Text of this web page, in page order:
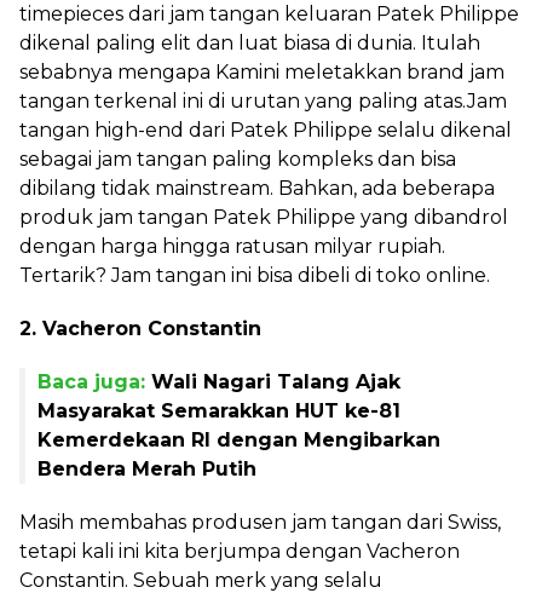
timepieces dari jam tangan keluaran Patek Philippe
dikenal paling elit dan luat biasa di dunia. Itulah
sebabnya mengapa Kamini meletakkan brand jam
tangan terkenal ini di urutan yang paling atas.Jam
tangan high-end dari Patek Philippe selalu dikenal
sebagai jam tangan paling kompleks dan bisa
dibilang tidak mainstream. Bahkan, ada beberapa
produk jam tangan Patek Philippe yang dibandrol
dengan harga hingga ratusan milyar rupiah.
Tertarik? Jam tangan ini bisa dibeli di toko online.
2. Vacheron Constantin
Baca juga: Wali Nagari Talang Ajak
Masyarakat Semarakkan HUT ke-81
Kemerdekaan RI dengan Mengibarkan
Bendera Merah Putih
Masih membahas produsen jam tangan dari Swiss,
tetapi kali ini kita berjumpa dengan Vacheron
Constantin. Sebuah merk yang selalu